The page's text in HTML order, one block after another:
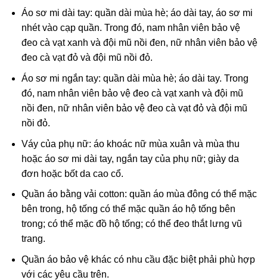
Áo sơ mi dài tay: quần dài mùa hè; áo dài tay, áo sơ mi
nhét vào cạp quần. Trong đó, nam nhân viên bảo vệ
đeo cà vạt xanh và đội mũ nồi đen, nữ nhân viên bảo vệ
đeo cà vạt đỏ và đội mũ nồi đỏ.
Áo sơ mi ngắn tay: quần dài mùa hè; áo dài tay. Trong
đó, nam nhân viên bảo vệ đeo cà vạt xanh và đội mũ
nồi đen, nữ nhân viên bảo vệ đeo cà vạt đỏ và đội mũ
nồi đỏ.
Váy của phụ nữ: áo khoác nữ mùa xuân và mùa thu
hoặc áo sơ mi dài tay, ngắn tay của phụ nữ; giày da
đơn hoặc bốt da cao cổ.
Quần áo bằng vải cotton: quần áo mùa đông có thể mặc
bên trong, hộ tống có thể mặc quần áo hộ tống bên
trong; có thể mặc đồ hộ tống; có thể đeo thắt lưng vũ
trang.
Quần áo bảo vệ khác có nhu cầu đặc biệt phải phù hợp
với các yêu cầu trên.